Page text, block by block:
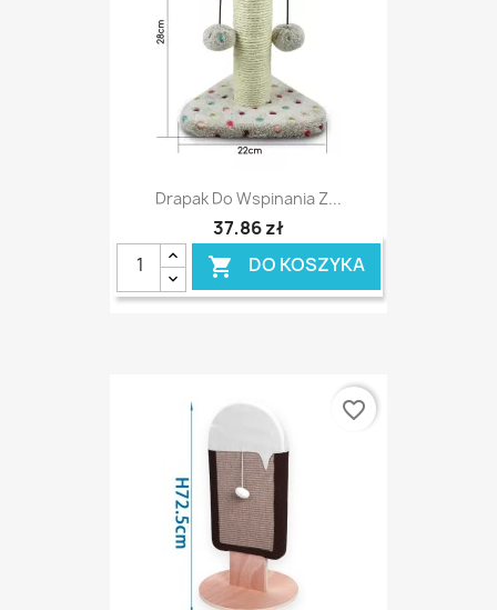
Drapak Do Wspinania Z...
37,86 zł
 DO KOSZYKA
favorite_border